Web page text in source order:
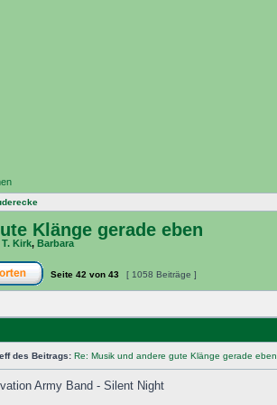
Klänge gerade eben
Kirk, Barbara
Seite 42 von 43 [ 1058 Beiträge ]
des Beitrags: Re: Musik und andere gute Klänge gerade eben
Army Band - Silent Night